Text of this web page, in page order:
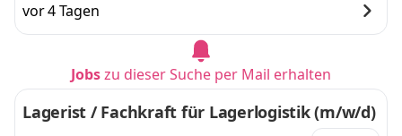
vor 4 Tagen
Jobszu dieser Suche per Mail erhalten
Lagerist / Fachkraft für Lagerlogistik (m/w/d)